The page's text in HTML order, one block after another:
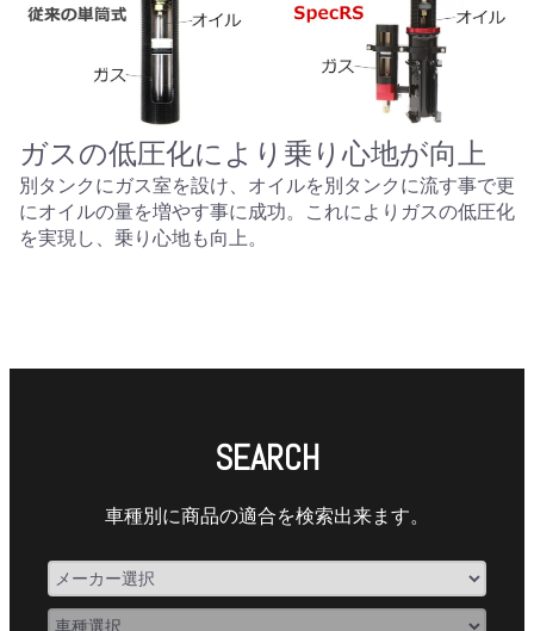
ガスの低圧化により乗り心地が向上
別タンクにガス室を設け、オイルを別タンクに流す事で更
にオイルの量を増やす事に成功。これによりガスの低圧化
を実現し、乗り心地も向上。
SEARCH
車種別に商品の適合を検索出来ます。